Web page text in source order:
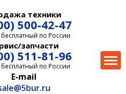
техники
500-42-47
бесплатный по России
запчасти
511-81-96
бесплатный по России
E-mail